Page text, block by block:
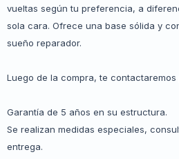
vueltas según tu preferencia, a
sola cara. Ofrece una base sólida y
sueño reparador.
Luego de la compra, te
Garantía de 5 años en su estructura.
Se realizan medidas especiales,
entrega.